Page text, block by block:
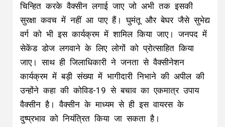
चिन्हित करके वैक्सीन लगाई जाए जो अभी तक इसकी
सुरक्षा कवच में नहीं आ पाए हैं। घुमंतू और बेघर जैसे सुभेद्य
वर्ग को भी इस कार्यक्रम में शामिल किया जाए। जनपद में
सेकेंड डोज लगवाने के लिए लोगों को प्रोत्साहित किया
जाए। साथ ही जिलाधिकारी ने जनता से वैक्सीनेशन
कार्यक्रम में बड़ी संख्या में भागीदारी निभाने की अपील की
उन्होंने कहा की कोविड-19 से बचाव का एकमात्र उपाय
वैक्सीन है। वैक्सीन के माध्यम से ही इस वायरस के
दुष्प्रभाव को नियंत्रित किया जा सकता है।